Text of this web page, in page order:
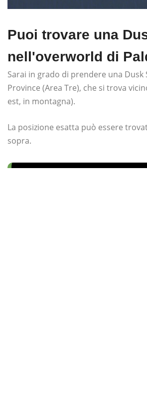
Puoi trovare una
nell'overworld di
Sarai in grado di prendere una Dusk
Province (Area Tre), che si trova
est, in montagna).
La posizione esatta può essere
sopra.